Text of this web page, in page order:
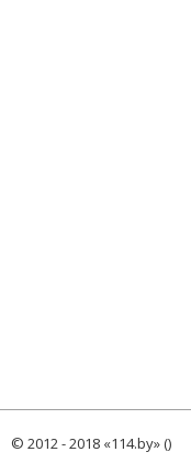
© 2012 - 2018 «114.by» ()